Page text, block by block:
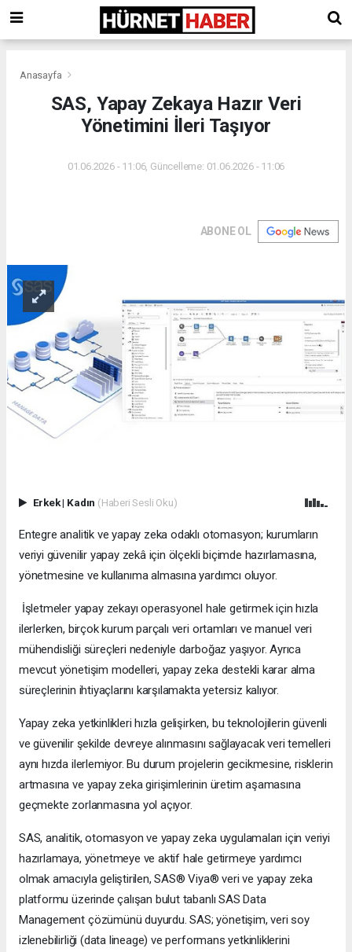
Anasayfa
SAS, Yapay Zekaya Hazır Veri
Yönetimini İleri Taşıyor
01.06.2026 - 11:06, Güncelleme: 01.06.2026 - 11:06
ABONE OL
Erkek| Kadın (Haberi Sesli Oku)
Entegre analitik ve yapay zeka odaklı otomasyon; kurumların
veriyi güvenilir yapay zekâ için ölçekli biçimde hazırlamasına,
yönetmesine ve kullanıma almasına yardımcı oluyor.
İşletmeler yapay zekayı operasyonel hale getirmek için hızla
ilerlerken, birçok kurum parçalı veri ortamları ve manuel veri
mühendisliği süreçleri nedeniyle darboğaz yaşıyor. Ayrıca
mevcut yönetişim modelleri, yapay zeka destekli karar alma
süreçlerinin ihtiyaçlarını karşılamakta yetersiz kalıyor.
Yapay zeka yetkinlikleri hızla gelişirken, bu teknolojilerin güvenli
ve güvenilir şekilde devreye alınmasını sağlayacak veri temelleri
aynı hızda ilerlemiyor. Bu durum projelerin gecikmesine, risklerin
artmasına ve yapay zeka girişimlerinin üretim aşamasına
geçmekte zorlanmasına yol açıyor.
SAS, analitik, otomasyon ve yapay zeka uygulamaları için veriyi
hazırlamaya, yönetmeye ve aktif hale getirmeye yardımcı
olmak amacıyla geliştirilen, SAS® Viya® veri ve yapay zeka
platformu üzerinde çalışan bulut tabanlı SAS Data
Management çözümünü duyurdu. SAS; yönetişim, veri soy
izlenebilirliği (data lineage) ve performans yetkinliklerini